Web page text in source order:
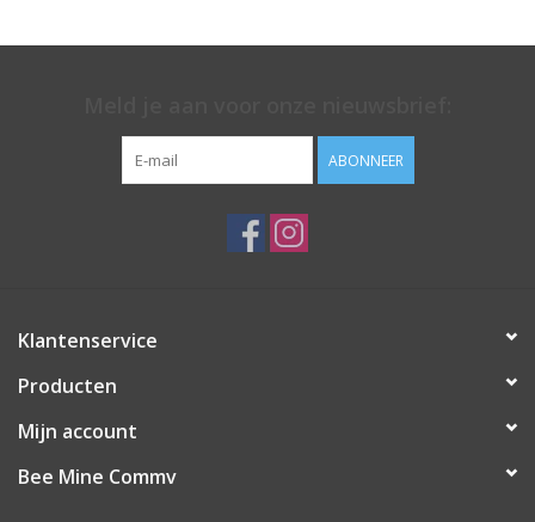
ABONNEER
Klantenservice
Producten
Mijn account
Bee Mine Commv